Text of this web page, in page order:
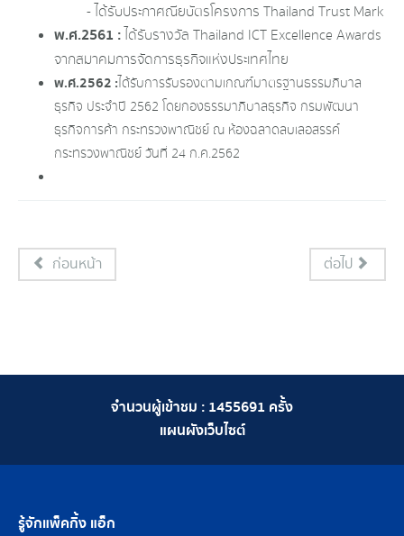
- ได้รับประกาศณียบัตรโครงการ Thailand Trust Mark
พ.ศ.2561 : ได้รับรางวัล Thailand ICT Excellence Awards
จากสมาคมการจัดการธุรกิจแห่งประเทศไทย
พ.ศ.2562 :ได้รับการรับรองตามเกณฑ์มาตรฐานธรรมภิบาล
ธุรกิจ ประจำปี 2562 โดยกองธรรมาภิบาลธุรกิจ กรมพัฒนา
ธุรกิจการค้า กระทรวงพาณิชย์ ณ ห้องฉลาดลบเลอสรรค์
กระทรวงพาณิชย์ วันที่ 24 ก.ค.2562
ก่อนหน้า ต่อไป
จำนวนผู้เข้าชม : 1455691 ครั้ง
แผนผังเว็บไซต์
รู้จักแพ็คกิ้ง แอ็ก